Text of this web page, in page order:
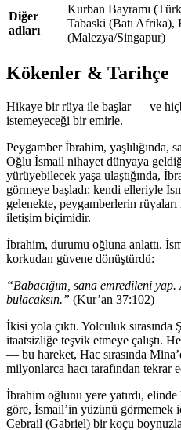
Diğer
adları
Kurban Bayramı
Tabaski (Batı Afrika),
(Malezya/Singapur)
Kökenler & Tarihçe
Hikaye bir rüya ile başlar — ve
istemeyeceği bir emirle.
Peygamber İbrahim, yaşlılığında,
Oğlu İsmail nihayet dünyaya
yürüyebilecek yaşa ulaştığında,
görmeye başladı: kendi elleriyle
gelenekte, peygamberlerin
iletişim biçimidir.
İbrahim, durumu oğluna anlattı.
korkudan güvene dönüştürdü:
“Babacığım, sana emredileni
bulacaksın.” (Kur’an 37:102)
İkisi yola çıktı. Yolculuk
itaatsizliğe teşvik etmeye çalıştı.
— bu hareket, Hac sırasında
milyonlarca hacı tarafından tekrar
İbrahim oğlunu yere yatırdı, elinde
göre, İsmail’in yüzünü görmemek
Cebrail (Gabriel) bir koçu